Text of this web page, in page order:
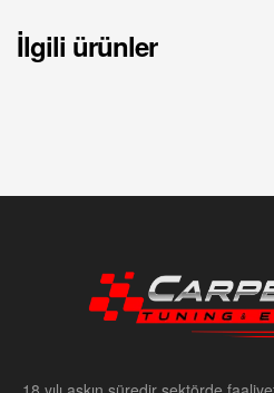
İlgili ürünler